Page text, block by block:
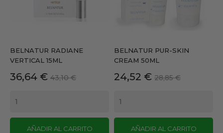
BELNATUR RADIANE
VERTICAL 15ML
Precio
36,64 € Precio
43,10 €
AÑADIR AL CARRITO
BELNATUR PUR-SKIN
CREAM 50ML
Precio
24,52 € Precio
28,85 €
AÑADIR AL CARRITO